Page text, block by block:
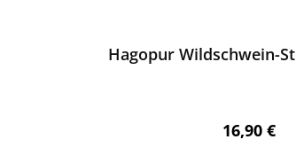
Hagopur Wildschwein-
Regulärer
16,90 €